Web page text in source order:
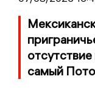
самый